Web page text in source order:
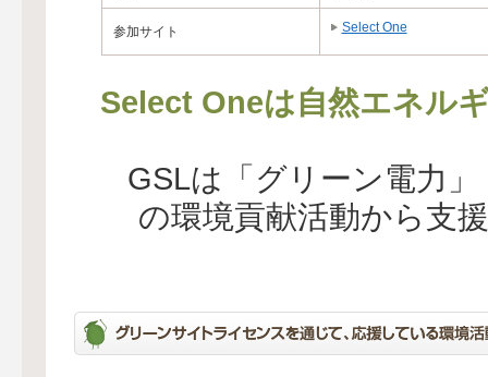
参加サイト Select One
Select Oneは自然エネル
GSLは「グリーン電力
の環境貢献活動から支